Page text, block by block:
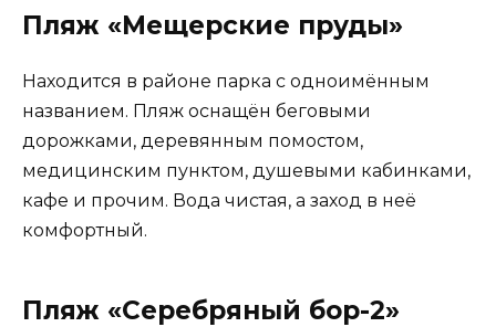
Пляж «Мещерские пруды»
Находится в районе парка с одноимённым
названием. Пляж оснащён беговыми
дорожками, деревянным помостом,
медицинским пунктом, душевыми кабинками,
кафе и прочим. Вода чистая, а заход в неё
комфортный.
Пляж «Серебряный бор-2»